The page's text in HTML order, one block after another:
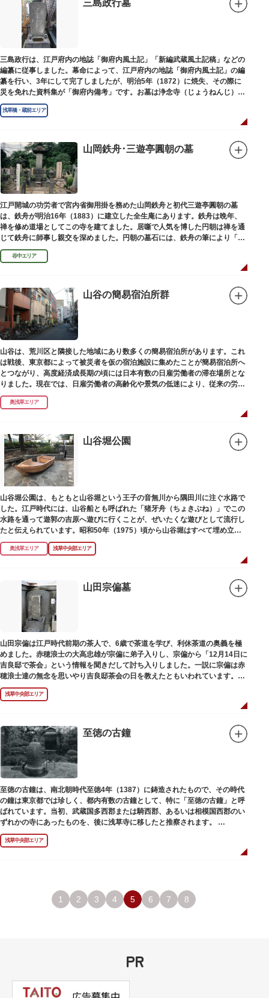
三島政行墓
三島政行は、江戸府内の地誌「御府内風土記」「新編武蔵風土記稿」などの
編纂に従事しました。幕命によって、江戸府内の地誌「御府内風土記」の編
纂を行い、3年にして完了しましたが、明治5年（1872）に焼失、その際に
災を免れた資料集が「御府内備考」です。お墓は浄念寺（じょうねんじ）境
内にあります。
浅草橋・蔵前エリア
山岡鉄舟･三遊亭圓朝の墓
江戸開城の功労者で宮内省御用掛を務めた山岡鉄舟と初代三遊亭圓朝の墓
は、鉄舟が明治16年（1883）に建立した全生庵にあります。鉄舟は晩年、
禅を修め道場としてこの寺を建てました。居噺で人気を博した円朝は禅を通
じて鉄舟に師事し親交を深めました。円朝の墓石には、鉄舟の筆により「三
遊亭円朝無舌居士」とあります。
谷中エリア
山谷の簡易宿泊所群
山谷は、荒川区と隣接した地域にあり数多くの簡易宿泊所があります。これ
は戦後、東京都によって被災者を仮の宿泊施設に集めたことが簡易宿泊所へ
とつながり、高度経済成長期の頃には日本有数の日雇労働者の滞在場所とな
りました。現在では、日雇労働者の高齢化や景気の低迷により、従来の労働
者に代わって、外国人の利用が増えています。
奥浅草エリア
山谷堀公園
山谷堀公園は、もともと山谷堀という王子の音無川から隅田川に注ぐ水路で
した。江戸時代には、山谷船とも呼ばれた「猪牙舟（ちょきぶね）」でこの
水路を通って遊郭の吉原へ遊びに行くことが、ぜいたくな遊びとして流行し
たと伝えられています。昭和50年（1975）頃から山谷堀はすべて埋め立て
られて暗渠となり、細長い公園として生まれ変わりました。山谷堀公園に
は、猪牙舟についての説明板も設置されています。
奥浅草エリア 浅草中央部エリア
山田宗偏墓
山田宗偏は江戸時代前期の茶人で、6歳で茶道を学び、利休茶道の奥義を極
めました。赤穂浪士の大高忠雄が宗偏に弟子入りし、宗偏から「12月14日に
吉良邸で茶会」という情報を聞きだして討ち入りしました。一説に宗偏は赤
穂浪士達の無念を思いやり吉良邸茶会の日を教えたともいわれています。お
墓は願竜寺（がんりゅうじ）境内にあります。
浅草中央部エリア
至徳の古鐘
至徳の古鐘は、南北朝時代至徳4年（1387）に鋳造されたもので、その時代
の鐘は東京都では珍しく、都内有数の古鐘として、特に「至徳の古鐘」と呼
ばれています。当初、武蔵国多西郡または騎西郡、あるいは相模国西郡のい
ずれかの寺にあったものを、後に浅草寺に移したと推察されます。
現在は、五重塔北側の絵馬堂内に保管されています。絵馬堂は通常非公開と
なっていますが、不定期で行われる「伝法院庭園拝観と絵馬展」が開催され
浅草中央部エリア
1 2 3 4 5 6 7 8
PR